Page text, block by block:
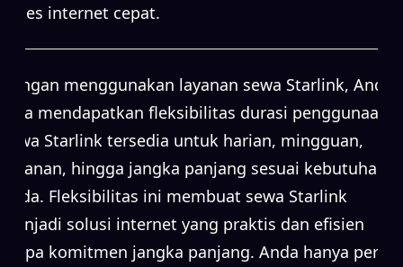
akses internet cepat.
Dengan menggunakan layanan sewa Starlink, Anda
juga mendapatkan fleksibilitas durasi penggunaan.
Sewa Starlink tersedia untuk harian, mingguan,
bulanan, hingga jangka panjang sesuai kebutuhan
Anda. Fleksibilitas ini membuat sewa Starlink
menjadi solusi internet yang praktis dan efisien
tanpa komitmen jangka panjang. Anda hanya perlu